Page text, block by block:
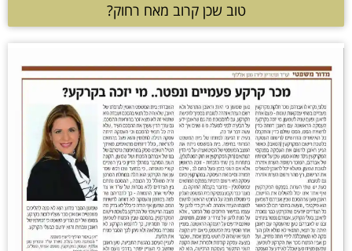
טוב שכן קרוב מאח רחוק?